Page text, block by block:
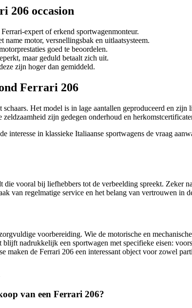
206 occasion
expert of erkend sportwagenmonteur.
motor, versnellingsbak en uitlaatsysteem.
goed te beoordelen.
maar geduld betaalt zich uit.
zijn hoger dan gemiddeld.
Ferrari 206
Het model is in lage aantallen geproduceerd en
zijn gedegen onderhoud en
interesse in klassieke Italiaanse sportwagens de vraag
vooral bij liefhebbers tot de verbeelding spreekt. Zeker
van regelmatige service en het belang van vertrouwen in
voorbereiding. Wie de motorische en
nadrukkelijk een sportwagen met specifieke eisen:
maken de Ferrari 206 een interessant object voor zowel
van een Ferrari 206?